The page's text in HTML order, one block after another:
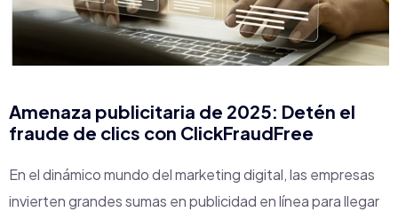
Amenaza publicitaria de 2025: Detén el
fraude de clics con ClickFraudFree
En el dinámico mundo del marketing digital, las empresas
invierten grandes sumas en publicidad en línea para llegar